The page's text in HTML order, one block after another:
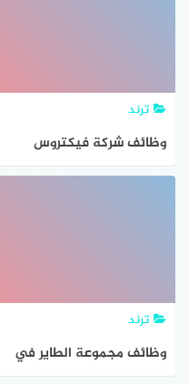
ترند
وظائف شركة فيكتروس
العالمية في قطر للمواطنين
ترند
وظائف مجموعة الطاير في